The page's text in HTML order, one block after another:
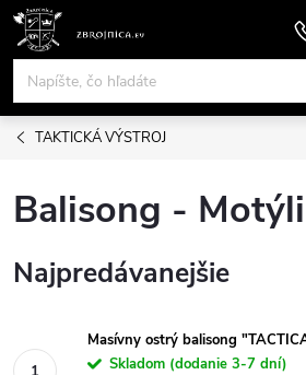
Prejsť
obsah
TAKTICKÁ VÝSTROJ
Balisong -
Najpredávanejšie
Masívny ostrý balisong
Skladom (dodanie 3-7 dní)